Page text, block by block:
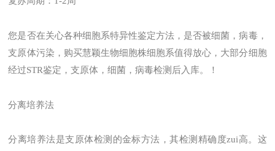
您是否在关心各种细胞系特异性鉴定方法，是否被细菌，病毒，
支原体污染，购买慧颖生物细胞株细胞系值得放心，大部分细胞
经过STR鉴定，支原体，细菌，病毒检测后入库。！
分离培养法
分离培养法是支原体检测的金标方法，其检测精确度zui高。这